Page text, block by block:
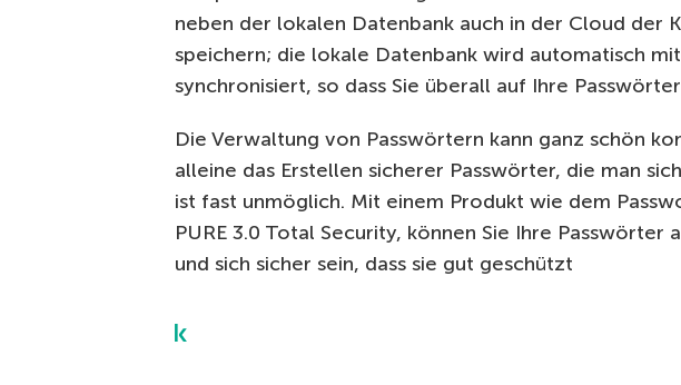
neben der lokalen Datenbank auch in der Cloud der
speichern; die lokale Datenbank wird automatisch
synchronisiert, so dass Sie überall auf Ihre
Die Verwaltung von Passwörtern kann ganz schön
alleine das Erstellen sicherer Passwörter, die man
ist fast unmöglich. Mit einem Produkt wie dem
PURE 3.0 Total Security, können Sie Ihre
und sich sicher sein, dass sie gut geschützt